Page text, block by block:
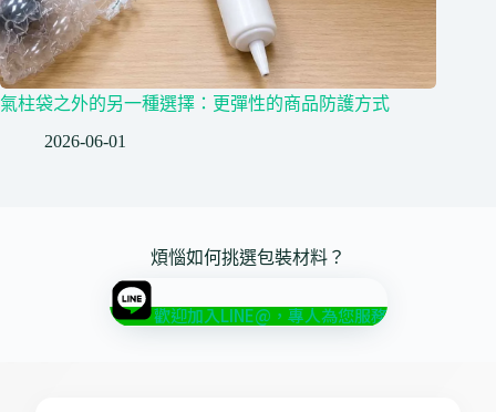
氣柱袋之外的另一種選擇：更彈性的商品防護方式
2026-06-01
煩惱如何挑選包裝材料？
歡迎加入LINE@，專人為您服務